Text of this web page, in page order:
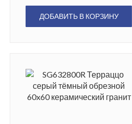
ДОБАВИТЬ В КОРЗИНУ